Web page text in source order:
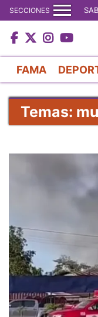
SECCIONES
FAMA
Temas: